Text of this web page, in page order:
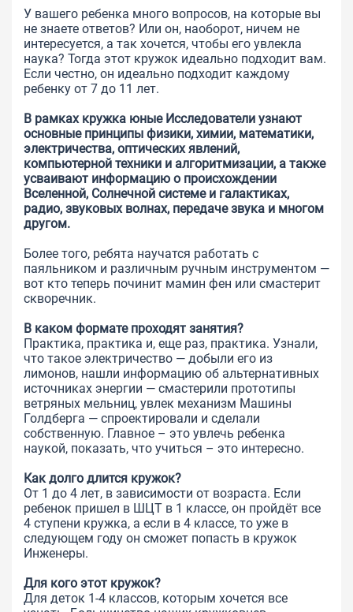
У вашего ребенка много вопросов, на которые вы
не знаете ответов? Или он, наоборот, ничем не
интересуется, а так хочется, чтобы его увлекла
наука? Тогда этот кружок идеально подходит вам.
Если честно, он идеально подходит каждому
ребенку от 7 до 11 лет.
В рамках кружка юные Исследователи узнают
основные принципы физики, химии, математики,
электричества, оптических явлений,
компьютерной техники и алгоритмизации, а также
усваивают информацию о происхождении
Вселенной, Солнечной системе и галактиках,
радио, звуковых волнах, передаче звука и многом
другом.
Более того, ребята научатся работать с
паяльником и различным ручным инструментом —
вот кто теперь починит мамин фен или смастерит
скворечник.
В каком формате проходят занятия?
Практика, практика и, еще раз, практика. Узнали,
что такое электричество — добыли его из
лимонов, нашли информацию об альтернативных
источниках энергии — смастерили прототипы
ветряных мельниц, увлек механизм Машины
Голдберга — спроектировали и сделали
собственную. Главное – это увлечь ребенка
наукой, показать, что учиться – это интересно.
Как долго длится кружок?
От 1 до 4 лет, в зависимости от возраста. Если
ребенок пришел в ШЦТ в 1 классе, он пройдёт все
4 ступени кружка, а если в 4 классе, то уже в
следующем году он сможет попасть в кружок
Инженеры.
Для кого этот кружок?
Для деток 1-4 классов, которым хочется все